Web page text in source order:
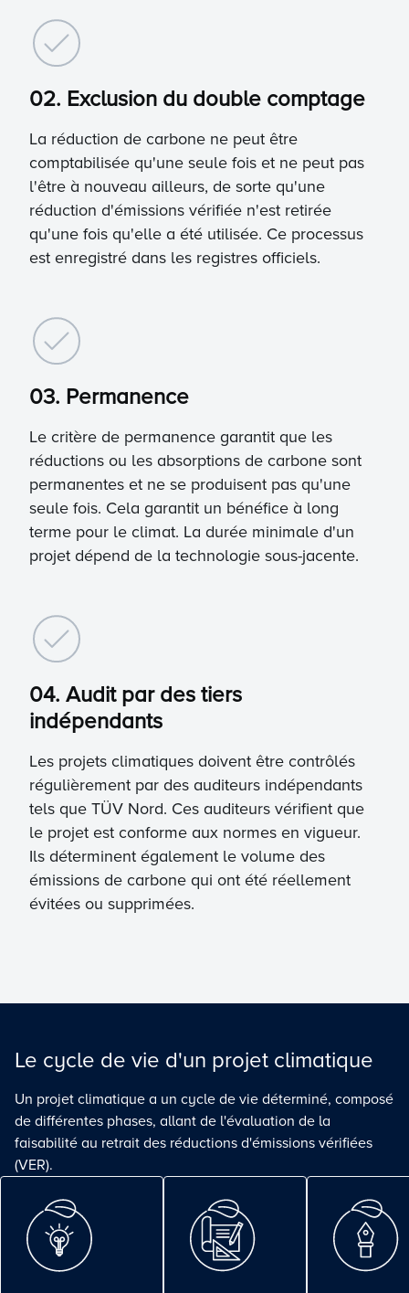
02. Exclusion du double comptage
La réduction de carbone ne peut être
comptabilisée qu'une seule fois et ne peut pas
l'être à nouveau ailleurs, de sorte qu'une
réduction d'émissions vérifiée n'est retirée
qu'une fois qu'elle a été utilisée. Ce processus
est enregistré dans les registres officiels.
03. Permanence
Le critère de permanence garantit que les
réductions ou les absorptions de carbone sont
permanentes et ne se produisent pas qu'une
seule fois. Cela garantit un bénéfice à long
terme pour le climat. La durée minimale d'un
projet dépend de la technologie sous-jacente.
04. Audit par des tiers
indépendants
Les projets climatiques doivent être contrôlés
régulièrement par des auditeurs indépendants
tels que TÜV Nord. Ces auditeurs vérifient que
le projet est conforme aux normes en vigueur.
Ils déterminent également le volume des
émissions de carbone qui ont été réellement
évitées ou supprimées.
Le cycle de vie d'un projet climatique
Un projet climatique a un cycle de vie déterminé, composé
de différentes phases, allant de l'évaluation de la
faisabilité au retrait des réductions d'émissions vérifiées
(VER).